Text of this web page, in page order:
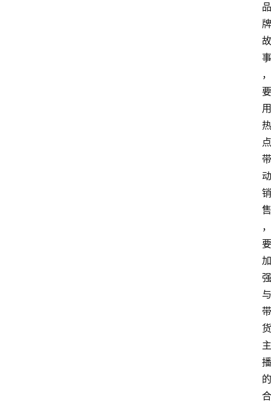
品
牌
故
事
，
要
用
热
点
带
动
销
售
，
要
加
强
与
带
货
主
播
的
合